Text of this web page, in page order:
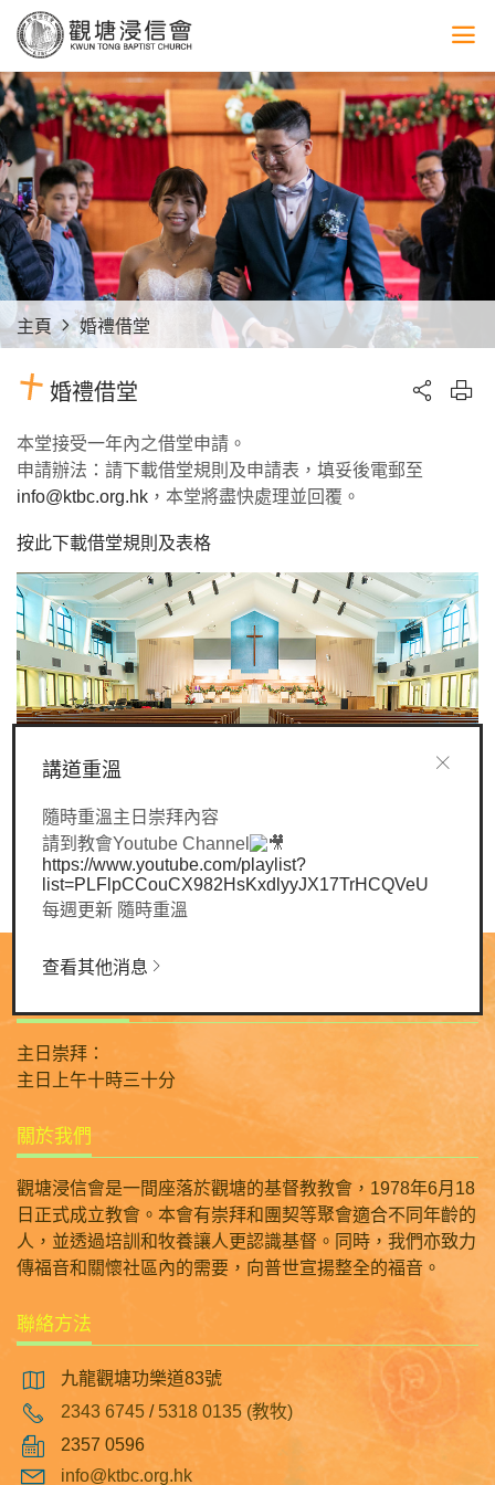
主頁 婚禮借堂
婚禮借堂
本堂接受一年內之借堂申請。
申請辦法：請下載借堂規則及申請表，填妥後電郵至
info@ktbc.org.hk ，本堂將盡快處理並回覆。
按此下載借堂規則及表格
主日崇拜：
主日上午十時三十分
關於我們
觀塘浸信會是一間座落於觀塘的基督教教會，1978年6月18
日正式成立教會。本會有崇拜和團契等聚會適合不同年齡的
人，並透過培訓和牧養讓人更認識基督。同時，我們亦致力
傳福音和關懷社區內的需要，向普世宣揚整全的福音。
聯絡方法
九龍觀塘功樂道83號
2343 6745 / 5318 0135 (教牧)
2357 0596
info@ktbc.org.hk
講道重溫
隨時重溫主日崇拜內容
請到教會Youtube Channel
https://www.youtube.com/playlist?
list=PLFlpCCouCX982HsKxdlyyJX17TrHCQVeU
每週更新 隨時重溫
查看其他消息